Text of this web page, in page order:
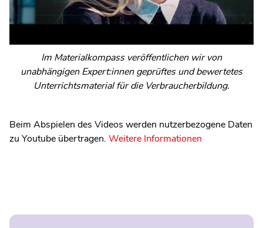
Im Materialkompass veröffentlichen wir von
unabhängigen Expert:innen geprüftes und bewertetes
Unterrichtsmaterial für die Verbraucherbildung.
Beim Abspielen des Videos werden nutzerbezogene Daten
zu Youtube übertragen. Weitere Informationen